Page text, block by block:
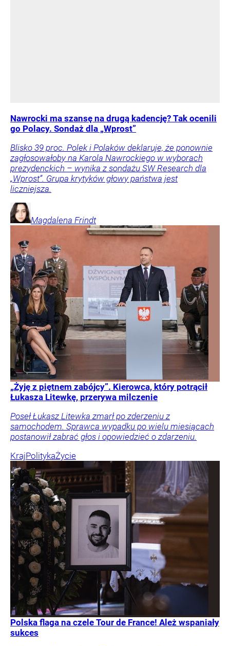
Nawrocki ma szansę na drugą kadencję? Tak ocenili
go Polacy. Sondaż dla „Wprost”
Blisko 39 proc. Polek i Polaków deklaruje, że ponownie
zagłosowałoby na Karola Nawrockiego w wyborach
prezydenckich – wynika z sondażu SW Research dla
„Wprost”. Grupa krytyków głowy państwa jest
liczniejsza.
Magdalena Frindt
„Żyję z piętnem zabójcy”. Kierowca, który potrącił
Łukasza Litewkę, przerywa milczenie
Poseł Łukasz Litewka zmarł po zderzeniu z
samochodem. Sprawca wypadku po wielu miesiącach
postanowił zabrać głos i opowiedzieć o zdarzeniu.
KrajPolitykaŻycie
Polska flaga na czele Tour de France! Ależ wspaniały
sukces